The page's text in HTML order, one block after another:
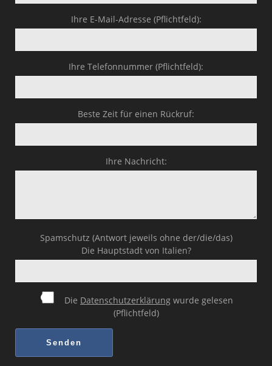
Meine gute Empfehlung
Heyse Lifestyle
Kontakt
Navigation schließen
Ihre E-Mail-Adresse (Pflichtfeld):
Ihre Telefonnummer (Pflichtfeld):
Beste Zeit für einen Rückruf:
Ihre Nachricht:
Spamschutz (Antwort jeweils ohne der/die/das)
Die Hauptstadt von Italien?
Die Datenschutzerklärung wurde gelesen
(Pflichtfeld)